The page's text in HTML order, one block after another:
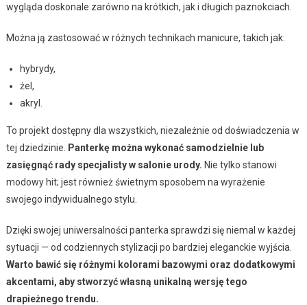
wygląda doskonale zarówno na krótkich, jak i długich paznokciach.
Można ją zastosować w różnych technikach manicure, takich jak:
hybrydy,
żel,
akryl.
To projekt dostępny dla wszystkich, niezależnie od doświadczenia w
tej dziedzinie.
Panterkę można wykonać samodzielnie lub
zasięgnąć rady specjalisty w salonie urody. Nie tylko stanowi
modowy hit; jest również świetnym sposobem na wyrażenie
swojego indywidualnego stylu.
Dzięki swojej uniwersalności panterka sprawdzi się niemal w każdej
sytuacji — od codziennych stylizacji po bardziej eleganckie wyjścia.
Warto bawić się różnymi kolorami bazowymi oraz dodatkowymi
akcentami, aby stworzyć własną unikalną wersję tego
drapieżnego trendu.